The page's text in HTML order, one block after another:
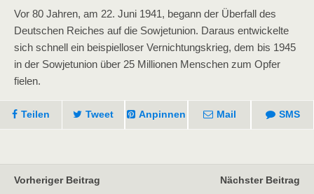
Vor 80 Jahren, am 22. Juni 1941, begann der Überfall des
Deutschen Reiches auf die Sowjetunion. Daraus entwickelte
sich schnell ein beispielloser Vernichtungskrieg, dem bis 1945
in der Sowjetunion über 25 Millionen Menschen zum Opfer
fielen.
Teilen Tweet Anpinnen Mail SMS
Vorheriger Beitrag Nächster Beitrag